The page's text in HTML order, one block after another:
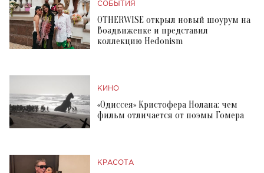
СОБЫТИЯ
OTHERWISE открыл новый шоурум на
Воздвиженке и представил
коллекцию Hedonism
КИНО
«Одиссея» Кристофера Нолана: чем
фильм отличается от поэмы Гомера
КРАСОТА